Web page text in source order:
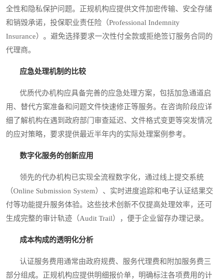
全性和隐私保护问题。正规机构应提供文件加密传输、安全存储
和销毁承诺，投保职业责任险（Professional Indemnity
Insurance）。避免选择要求一次性付全款或拒绝签订服务合同的
代理商。
应急处理机制的比较
优质代办机构应具备完善的应急处理方案，包括加急通道启
用、替代方案准备和问题文件快速修正等服务。在咨询阶段应详
细了解机构在遇到政府部门审查延迟、文件格式变更等突发情况
的应对策略，要求提供最近半年内的实际处理案例参考。
数字化服务的创新应用
领先的代办机构已实现全流程数字化，通过线上提交系统
（Online Submission System）、实时进度追踪和电子认证结果交
付等功能提升服务体验。这些技术创新不仅提高处理效率，还可
生成完整的审计轨迹（Audit Trail），便于企业留存办理记录。
成本构成的透明化分析
认证服务费用通常由政府规费、服务代理费和附加服务费三
部分组成。正规机构应提供明细报价单，明确标注各项费用的计